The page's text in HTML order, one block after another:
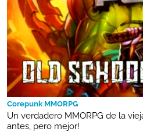
Corepunk MMORPG
Un verdadero MMORPG de la
antes, pero mejor!